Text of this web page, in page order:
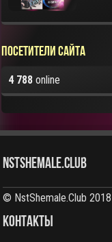
Посетители сайта
4 788 online
NstShemale.Club
© NstShemale.Club
КОНТАКТЫ